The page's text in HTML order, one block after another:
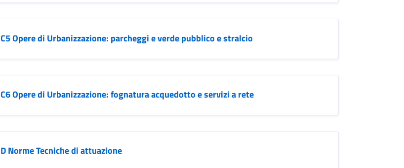
C5 Opere di Urbanizzazione: parcheggi e verde pubblico e stralcio
C6 Opere di Urbanizzazione: fognatura acquedotto e servizi a rete
D Norme Tecniche di attuazione